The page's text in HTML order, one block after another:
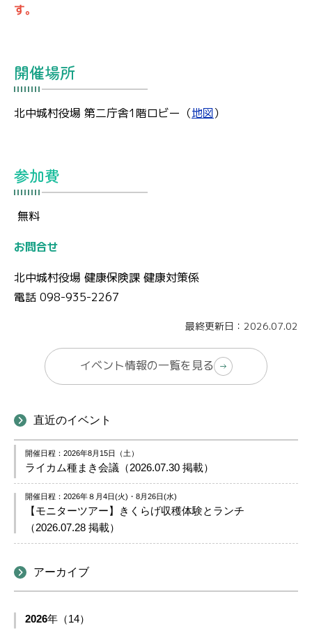
す。
開催場所
北中城村役場 第二庁舎1階ロビー（地図）
参加費
無料
お問合せ
北中城村役場 健康保険課 健康対策係
電話 098-935-2267
最終更新日：2026.07.02
イベント情報の一覧を見る
直近のイベント
開催日程：2026年8月15日（土）
ライカム種まき会議（2026.07.30 掲載）
開催日程：2026年８月4日(火)・8月26日(水)
【モニターツアー】きくらげ収穫体験とランチ
（2026.07.28 掲載）
アーカイブ
2026年（14）